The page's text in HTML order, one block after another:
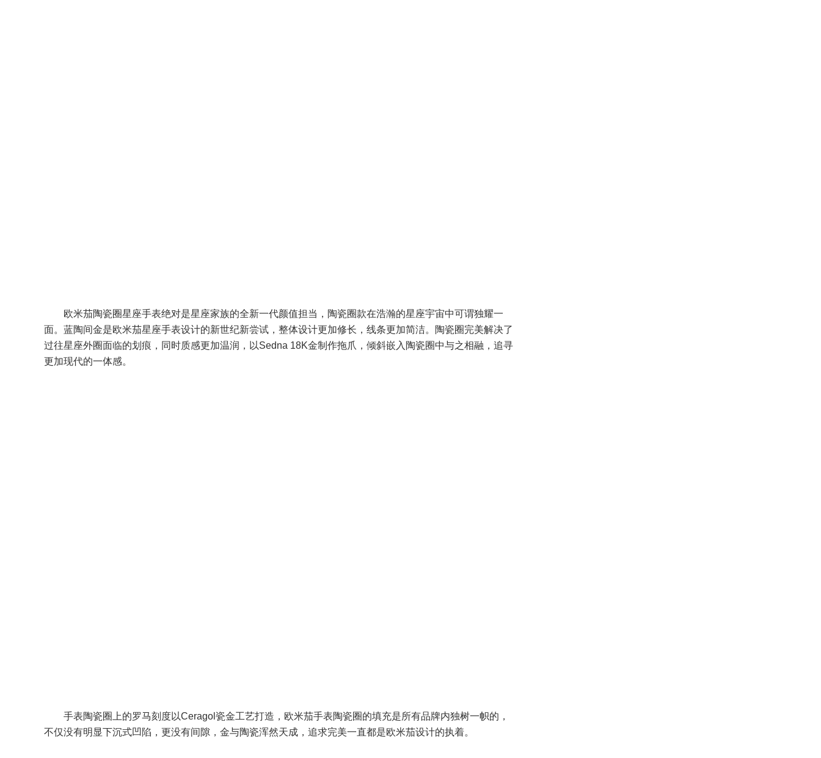
欧米茄陶瓷圈星座手表绝对是星座家族的全新一代颜值担当，陶瓷圈款在浩瀚的星座宇宙中可谓独耀一
面。蓝陶间金是欧米茄星座手表设计的新世纪新尝试，整体设计更加修长，线条更加简洁。陶瓷圈完美解决了
过往星座外圈面临的划痕，同时质感更加温润，以Sedna 18K金制作拖爪，倾斜嵌入陶瓷圈中与之相融，追寻
更加现代的一体感。
手表陶瓷圈上的罗马刻度以Ceragol瓷金工艺打造，欧米茄手表陶瓷圈的填充是所有品牌内独树一帜的，
不仅没有明显下沉式凹陷，更没有间隙，金与陶瓷浑然天成，追求完美一直都是欧米茄设计的执着。